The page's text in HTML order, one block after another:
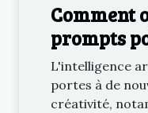
Comment
prompts
d'images
L'intelligence
portes à de
créativité,